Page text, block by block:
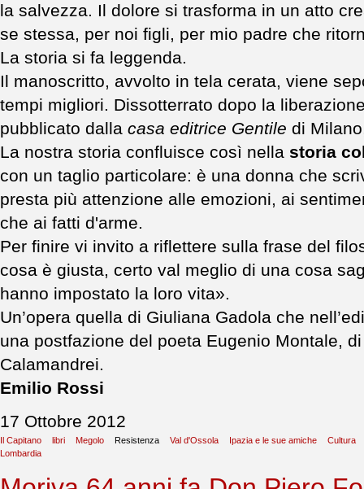
la salvezza. Il dolore si trasforma in un atto
se stessa, per noi figli, per mio padre che
La storia si fa leggenda.
Il manoscritto, avvolto in tela cerata, viene
tempi migliori. Dissotterrato dopo la
pubblicato dalla casa editrice Gentile di
La nostra storia confluisce così nella storia
con un taglio particolare: è una donna che
presta più attenzione alle emozioni, ai
che ai fatti d'arme.
Per finire vi invito a riflettere sulla frase del
cosa è giusta, certo val meglio di una cosa
hanno impostato la loro vita».
Un’opera quella di Giuliana Gadola che
una postfazione del poeta Eugenio Montale,
Calamandrei.
Emilio Rossi
17 Ottobre 2012
Il Capitano libri Megolo Resistenza Val d'Ossola Ipazia e le sue amiche
Cultura
Lombardia